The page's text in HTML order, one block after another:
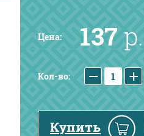
Цена: 137р.
Кол-во: − +
Купить